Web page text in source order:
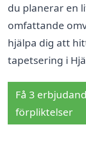
du planerar en
omfattande
hjälpa dig att
tapetsering i
Få 3
förpliktelser